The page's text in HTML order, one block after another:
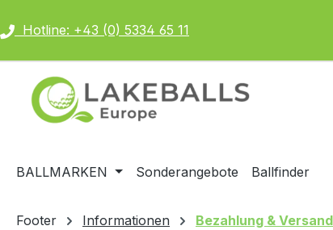
Hotline: +43 (0) 5334 65 11
BALLMARKEN Sonderangebote Ballfinder
Footer Informationen Bezahlung & Versand